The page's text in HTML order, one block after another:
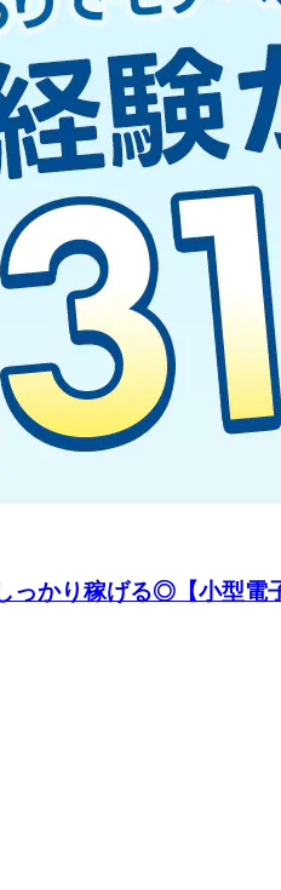
っかり稼げる◎【小型